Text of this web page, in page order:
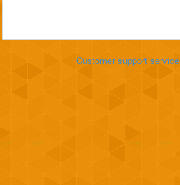
Customer support service